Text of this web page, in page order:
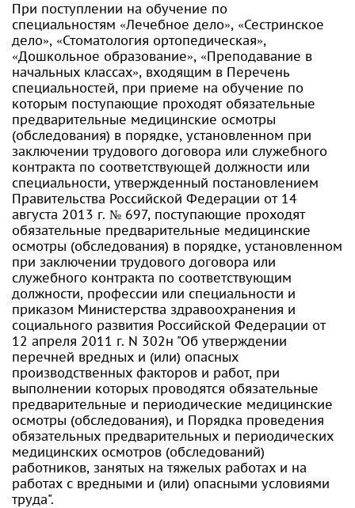
При поступлении на обучение по
специальностям «Лечебное дело», «Сестринское
дело», «Стоматология ортопедическая»,
«Дошкольное образование», «Преподавание в
начальных классах», входящим в Перечень
специальностей, при приеме на обучение по
которым поступающие проходят обязательные
предварительные медицинские осмотры
(обследования) в порядке, установленном при
заключении трудового договора или служебного
контракта по соответствующей должности или
специальности, утвержденный постановлением
Правительства Российской Федерации от 14
августа 2013 г. № 697, поступающие проходят
обязательные предварительные медицинские
осмотры (обследования) в порядке, установленном
при заключении трудового договора или
служебного контракта по соответствующим
должности, профессии или специальности и
приказом Министерства здравоохранения и
социального развития Российской Федерации от
12 апреля 2011 г. N 302н "Об утверждении
перечней вредных и (или) опасных
производственных факторов и работ, при
выполнении которых проводятся обязательные
предварительные и периодические медицинские
осмотры (обследования), и Порядка проведения
обязательных предварительных и периодических
медицинских осмотров (обследований)
работников, занятых на тяжелых работах и на
работах с вредными и (или) опасными условиями
труда".